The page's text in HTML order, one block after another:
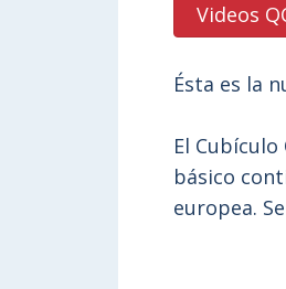
Videos
Ésta es la
El
básico
europea.